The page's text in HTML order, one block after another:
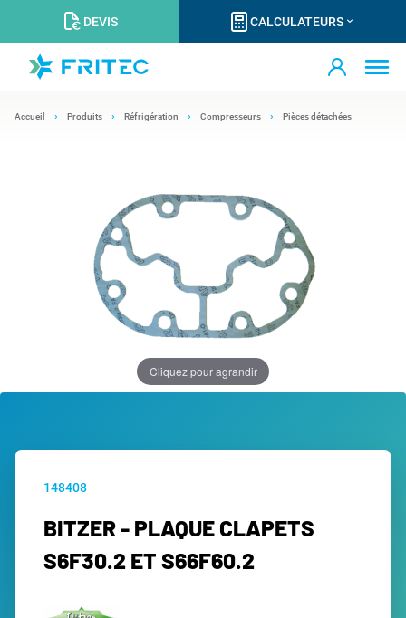
DEVIS CALCULATEURS
Accueil Produits Réfrigération Compresseurs Pièces détachées
Cliquez pour agrandir
148408
BITZER - PLAQUE CLAPETS
S6F30.2 ET S66F60.2